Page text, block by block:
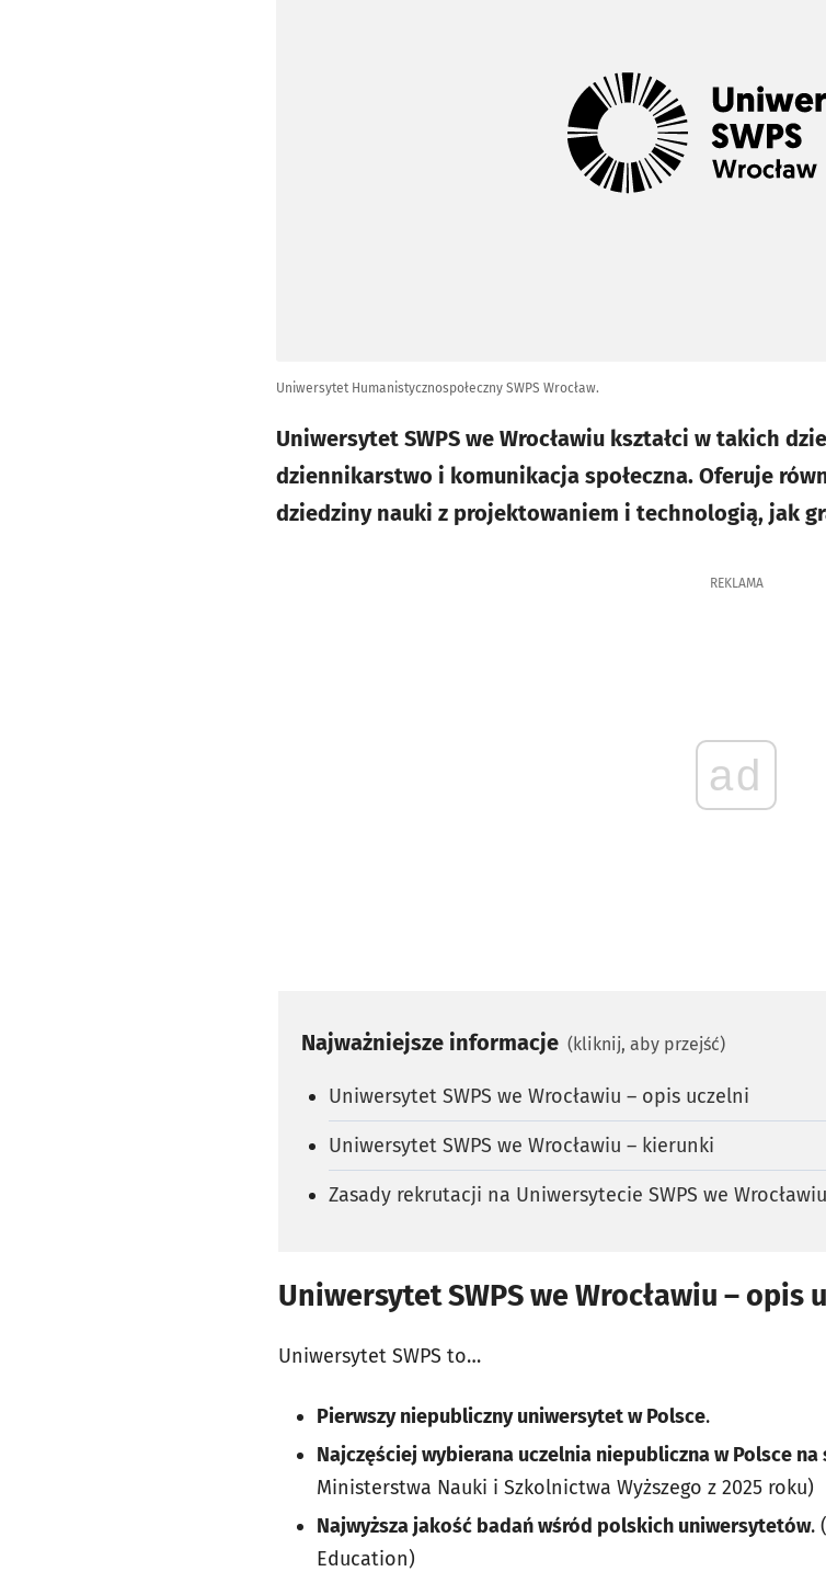
Uniwersytet Humanistycznospołeczny SWPS Wrocław.
Uniwersytet SWPS we Wrocławiu kształci w takich
dziennikarstwo i komunikacja społeczna. Oferuje
dziedziny nauki z projektowaniem i technologią, jak
REKLAMA
ad
Najważniejsze informacje (kliknij, aby przejść)
Uniwersytet SWPS we Wrocławiu – opis uczelni
Uniwersytet SWPS we Wrocławiu – kierunki
Zasady rekrutacji na Uniwersytecie SWPS we Wrocławiu
Uniwersytet SWPS we Wrocławiu – opis
Uniwersytet SWPS to…
Pierwszy niepubliczny uniwersytet w Polsce.
Najczęściej wybierana uczelnia niepubliczna w Polsce
Ministerstwa Nauki i Szkolnictwa Wyższego z 2025 roku)
Najwyższa jakość badań wśród polskich uniwersytetów.
Education)